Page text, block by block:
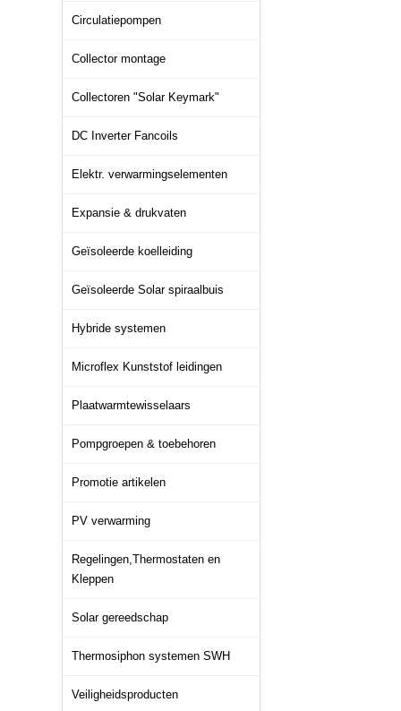
Circulatiepompen
Collector montage
Collectoren "Solar Keymark"
DC Inverter Fancoils
Elektr. verwarmingselementen
Expansie & drukvaten
Geïsoleerde koelleiding
Geïsoleerde Solar spiraalbuis
Hybride systemen
Microflex Kunststof leidingen
Plaatwarmtewisselaars
Pompgroepen & toebehoren
Promotie artikelen
PV verwarming
Regelingen,Thermostaten en
Kleppen
Solar gereedschap
Thermosiphon systemen SWH
Veiligheidsproducten